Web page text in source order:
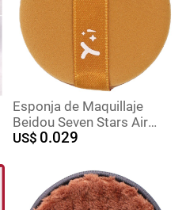
Esponja de Maquillaje
Beidou Seven Stars Air
Cushion, de Doble Uso para
Absorbente, Ultra Suave,
para Fijar el Maquillaje,
Herramienta de Belleza.
US$ 0.029